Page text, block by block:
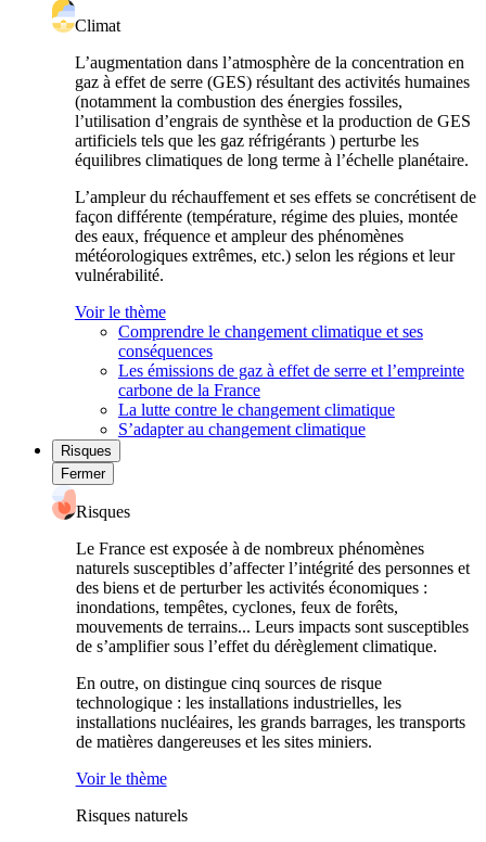
Climat
L’augmentation dans l’atmosphère de la concentration en
gaz à effet de serre (GES) résultant des activités humaines
(notamment la combustion des énergies fossiles,
l’utilisation d’engrais de synthèse et la production de GES
artificiels tels que les gaz réfrigérants ) perturbe les
équilibres climatiques de long terme à l’échelle planétaire.
L’ampleur du réchauffement et ses effets se concrétisent de
façon différente (température, régime des pluies, montée
des eaux, fréquence et ampleur des phénomènes
météorologiques extrêmes, etc.) selon les régions et leur
vulnérabilité.
Voir le thème
Comprendre le changement climatique et ses
conséquences
Les émissions de gaz à effet de serre et l’empreinte
carbone de la France
La lutte contre le changement climatique
S’adapter au changement climatique
Risques
Fermer
Risques
Le France est exposée à de nombreux phénomènes
naturels susceptibles d’affecter l’intégrité des personnes et
des biens et de perturber les activités économiques :
inondations, tempêtes, cyclones, feux de forêts,
mouvements de terrains... Leurs impacts sont susceptibles
de s’amplifier sous l’effet du dérèglement climatique.
En outre, on distingue cinq sources de risque
technologique : les installations industrielles, les
installations nucléaires, les grands barrages, les transports
de matières dangereuses et les sites miniers.
Voir le thème
Risques naturels